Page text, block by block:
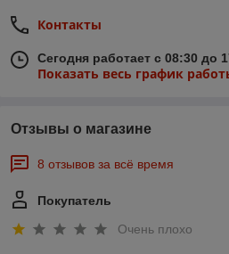
Контакты
Сегодня работает с 08:30 до
Показать весь график
Отзывы о магазине
8 отзывов за всё время
Покупатель
Очень плохо